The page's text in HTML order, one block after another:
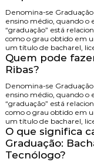
Denomina-se
ensino médio, quando o
“graduação” está
como o grau obtido em
um título de bacharel,
Quem pode
Ribas?
Denomina-se
ensino médio, quando o
“graduação” está
como o grau obtido em
um título de bacharel,
O que significa
Graduação:
Tecnólogo?